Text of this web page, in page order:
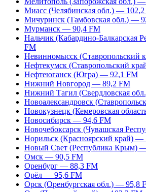
Миасс (Челябинская обл.) —
Мичуринск (Тамбовская обл.) —
Мурманск — 90,4 FM
Нальчик (Кабардино-Балкарская
FM
Невинномысск (Ставропольский
Нефтекумск (Ставропольский
Нефтеюганск (Югра) — 92,1 FM
Нижний Новгород — 89,2 FM
Нижний Тагил (Свердловская
Новоалександровск
Новокузнецк (Кемеровская
Новосибирск — 94,6 FM
Новочебоксарск (Чувашская
Норильск (Красноярский край) —
Новый Свет (Республика Крым)
Омск — 90,5 FM
Оренбург — 88,3 FM
Орёл — 95,6 FM
Орск (Оренбургская обл.) — 95,8